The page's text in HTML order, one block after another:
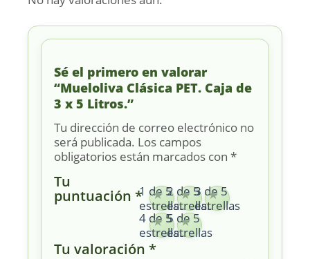
Sé el primero en valorar
“Mueloliva Clásica PET. Caja de
3 x 5 Litros.”
Tu dirección de correo electrónico no
será publicada. Los campos
obligatorios están marcados con *
Tu
puntuación *1 de 5
estrellas
2 de 5
estrellas
3 de 5
estrellas
4 de 5
estrellas
5 de 5
estrellas
Tu valoración *